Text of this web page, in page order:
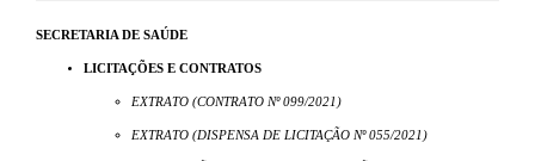
SECRETARIA DE SAÚDE
LICITAÇÕES E CONTRATOS
EXTRATO (CONTRATO Nº 099/2021)
EXTRATO (DISPENSA DE LICITAÇÃO Nº 055/2021)